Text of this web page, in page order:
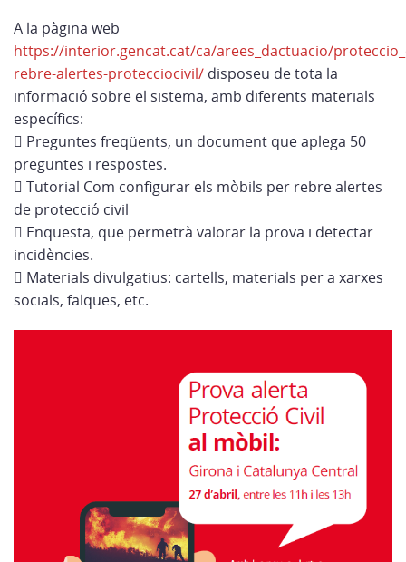
A la pàgina web
https://interior.gencat.cat/ca/arees_dactuacio/
rebre-alertes-protecciocivil/ disposeu de tota la
informació sobre el sistema, amb diferents materials
específics:
 Preguntes freqüents, un document que aplega 50
preguntes i respostes.
 Tutorial Com configurar els mòbils per rebre alertes
de protecció civil
 Enquesta, que permetrà valorar la prova i detectar
incidències.
 Materials divulgatius: cartells, materials per a xarxes
socials, falques, etc.